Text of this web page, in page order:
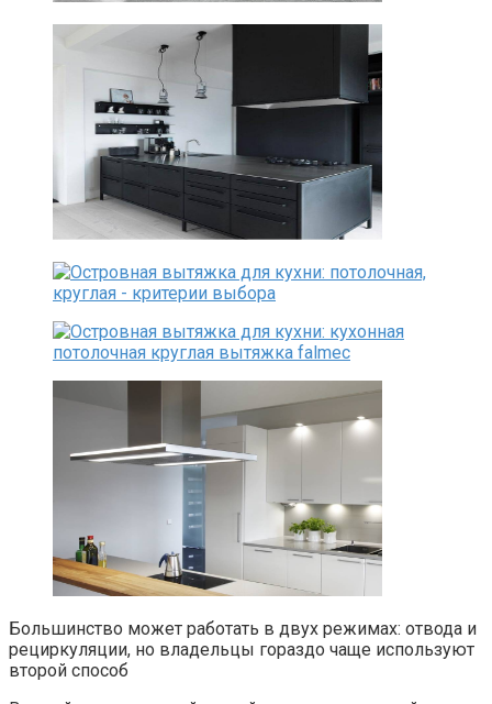
Большинство может работать в двух режимах: отвода и
рециркуляции, но владельцы гораздо чаще используют
второй способ